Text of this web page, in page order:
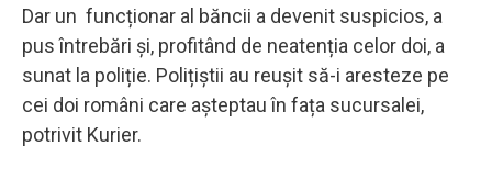
Dar un funcționar al băncii a devenit suspicios, a
pus întrebări și, profitând de neatenția celor doi, a
sunat la poliție. Polițiștii au reușit să-i aresteze pe
cei doi români care așteptau în fața sucursalei,
potrivit Kurier.